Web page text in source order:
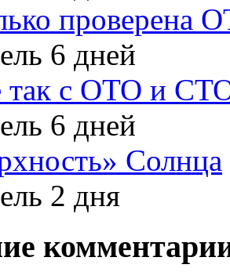
проверена
6 дней
так с ОТО и
6 дней
Солнца
2 дня